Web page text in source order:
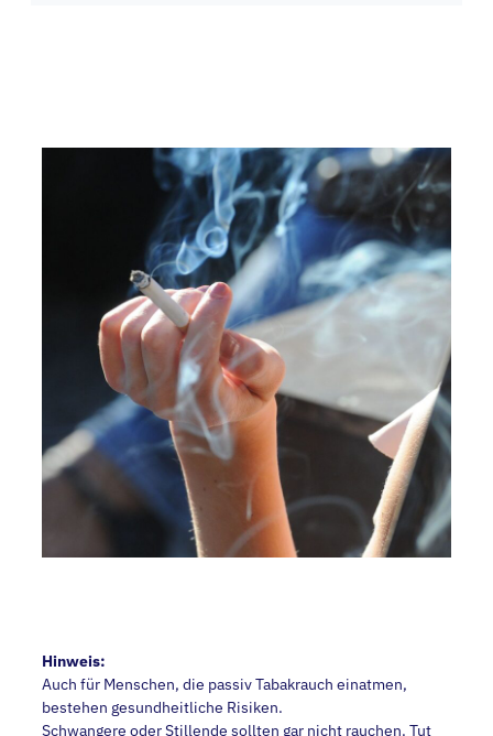
Hinweis:
Auch für Menschen, die passiv Tabakrauch einatmen,
bestehen gesundheitliche Risiken.
Schwangere oder Stillende sollten gar nicht rauchen. Tut